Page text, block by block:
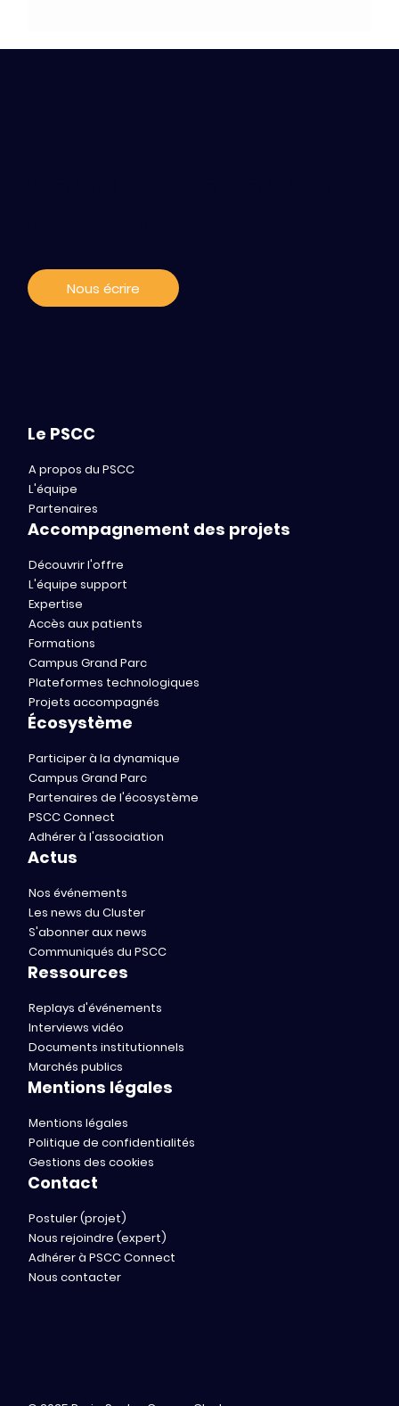
Nous écrire
Le PSCC
A propos du PSCC
L'équipe
Partenaires
Accompagnement des projets
Découvrir l'offre
L'équipe support
Expertise
Accès aux patients
Formations
Campus Grand Parc
Plateformes technologiques
Projets accompagnés
Écosystème
Participer à la dynamique
Campus Grand Parc
Partenaires de l'écosystème
PSCC Connect
Adhérer à l'association
Actus
Nos événements
Les news du Cluster
S'abonner aux news
Communiqués du PSCC
Ressources
Replays d'événements
Interviews vidéo
Documents institutionnels
Marchés publics
Mentions légales
Mentions légales
Politique de confidentialités
Gestions des cookies
Contact
Postuler (projet)
Nous rejoindre (expert)
Adhérer à PSCC Connect
Nous contacter